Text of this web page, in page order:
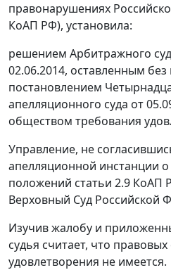
правонарушениях
КоАП РФ), установила:
решением Арбитражного
02.06.2014, оставленным
постановлением
апелляционного суда от
обществом требования
Управление, не
апелляционной инстанции
положений статьи 2.9 КоАП
Верховный Суд Российской
Изучив жалобу и
судья считает, что
удовлетворения не имеется.